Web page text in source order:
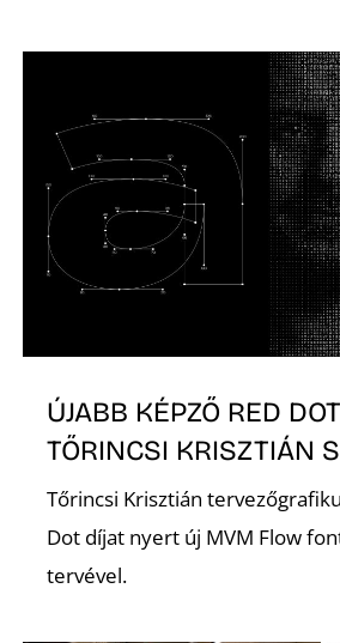
ÚJABB KÉPZŐ RED
TŐRINCSI KRISZTIÁN
Tőrincsi Krisztián
Dot díjat nyert új MVM Flow
tervével.